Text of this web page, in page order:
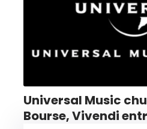
Universal Music
Bourse, Vivendi